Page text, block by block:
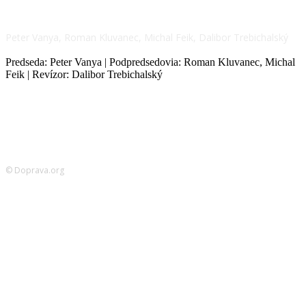
Predseda: Peter Vanya | Podpredsedovia: Roman Kluvanec, Michal
Feik | Revízor: Dalibor Trebichalský
© Doprava.org